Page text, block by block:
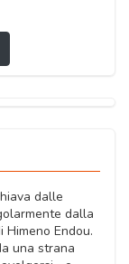
dalle
dalla
Endou.
una strana